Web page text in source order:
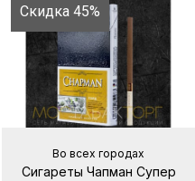
Скидка 45%
Во всех городах
Сигареты Чапман Супер